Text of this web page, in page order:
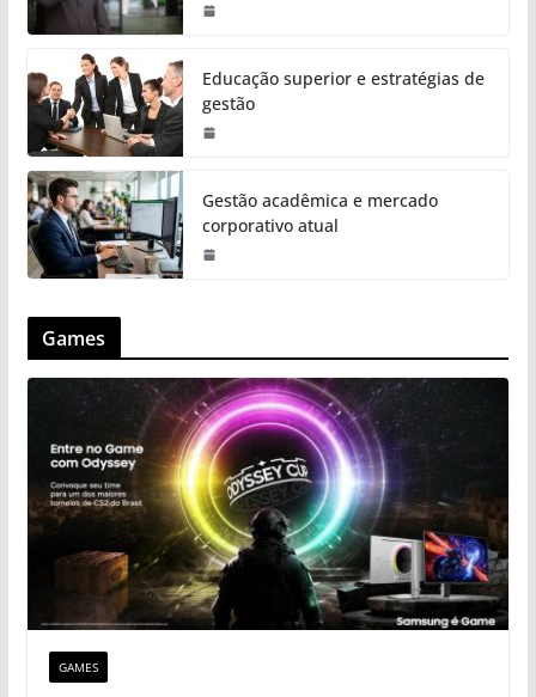
Educação superior e estratégias de
gestão
Gestão acadêmica e mercado
corporativo atual
Games
GAMES